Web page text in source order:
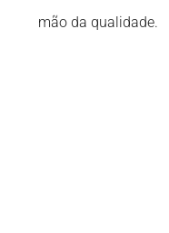
mão da qualidade.